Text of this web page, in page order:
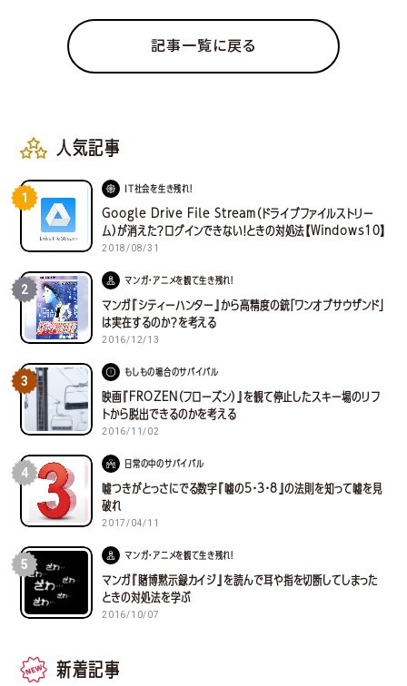
記事一覧に戻る
人気記事
1
IT社会を生き残れ！
Google Drive File Stream（ドライブファイルストリー
ム）が消えた？ログインできない！ときの対処法【Windows10】
2018/08/31
2
マンガ・アニメを観て生き残れ！
マンガ『シティーハンター』から高精度の銃「ワンオブサウザンド」
は実在するのか？を考える
2016/12/13
3
もしもの場合のサバイバル
映画『FROZEN（フローズン）』を観て停止したスキー場のリフ
トから脱出できるのかを考える
2016/11/02
4
日常の中のサバイバル
嘘つきがとっさにでる数字『嘘の5・3・8』の法則を知って嘘を見
破れ
2017/04/11
5
マンガ・アニメを観て生き残れ！
マンガ『賭博黙示録カイジ』を読んで耳や指を切断してしまった
ときの対処法を学ぶ
2016/10/07
新着記事